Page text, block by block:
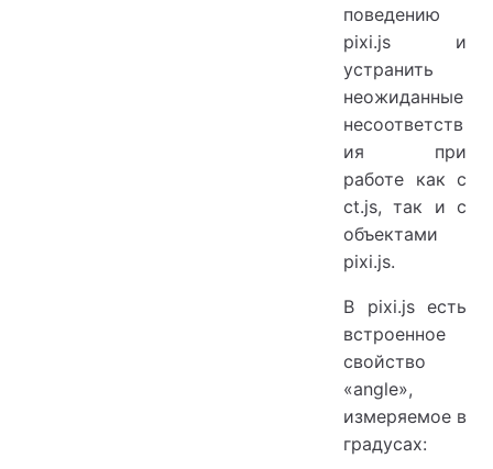
поведению
pixi.js и
устранить
неожиданные
несоответств
ия при
работе как с
ct.js, так и с
объектами
pixi.js.
В pixi.js есть
встроенное
свойство
«angle»,
измеряемое в
градусах: